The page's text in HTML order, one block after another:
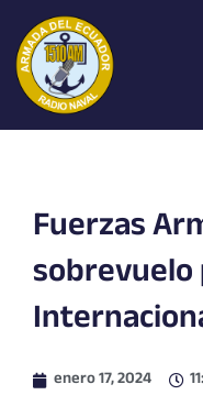
contenido
Fuerzas
enero 17, 2024